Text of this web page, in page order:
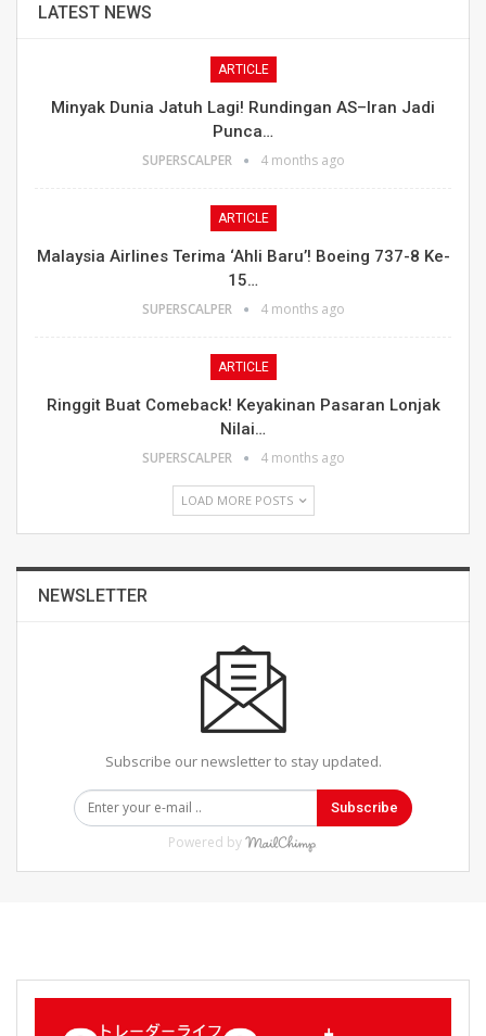
LATEST NEWS
ARTICLE
Minyak Dunia Jatuh Lagi! Rundingan AS–Iran Jadi
Punca…
SUPERSCALPER 4 months ago
ARTICLE
Malaysia Airlines Terima ‘Ahli Baru’! Boeing 737-8 Ke-
15…
SUPERSCALPER 4 months ago
ARTICLE
Ringgit Buat Comeback! Keyakinan Pasaran Lonjak
Nilai…
SUPERSCALPER 4 months ago
LOAD MORE POSTS
NEWSLETTER
Subscribe our newsletter to stay updated.
Subscribe
Powered by